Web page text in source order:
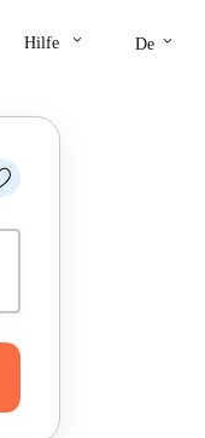
Hilfe keyboard_arrow_down De keyboard_arrow_down